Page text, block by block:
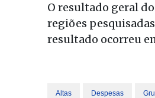
O resultado geral
regiões
resultado ocorreu
Altas Despesas